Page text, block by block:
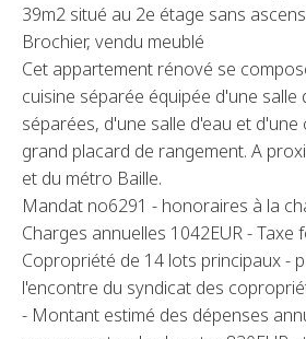
39m2 situé au 2e étage sans
Brochier, vendu meublé
Cet appartement rénové se
cuisine séparée équipée d'une salle
séparées, d'une salle d'eau et d'une
grand placard de rangement. A
et du métro Baille.
Mandat no6291 - honoraires à la
Charges annuelles 1042EUR - Taxe
Copropriété de 14 lots principaux -
l'encontre du syndicat des
- Montant estimé des dépenses